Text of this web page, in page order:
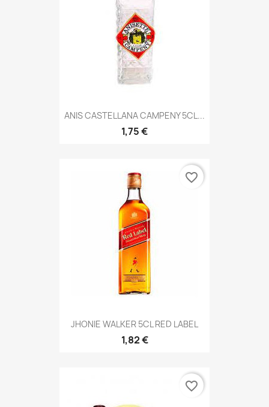
ANIS CASTELLANA CAMPENY 5CL...
1,75 €
JHONIE WALKER 5CL RED LABEL
1,82 €
favorite_border
favorite_border